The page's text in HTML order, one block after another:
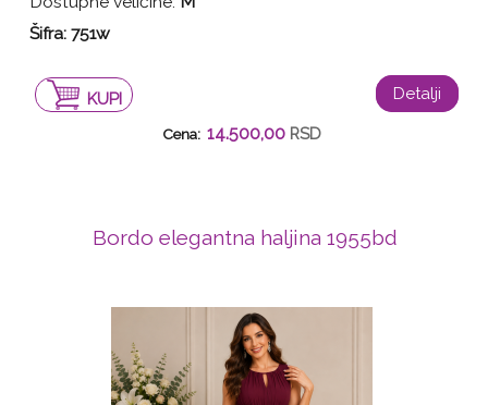
Šifra:751w
KUPI Detalji
Cena: 14.500,00 RSD
Bordo elegantna haljina 1955bd